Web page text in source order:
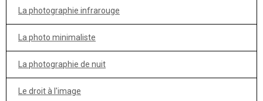
La photographie infrarouge
La photo minimaliste
La photographie de nuit
Le droit à l'image